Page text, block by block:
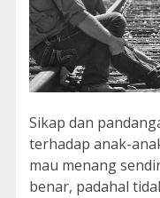
Sikap dan
terhadap anak-
mau menang
benar, padahal